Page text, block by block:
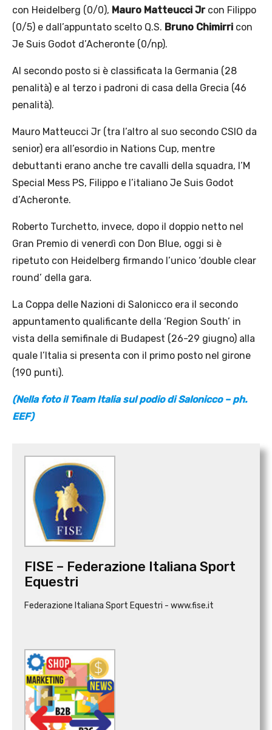
con Heidelberg (0/0), Mauro Matteucci Jrcon Filippo
(0/5) e dall’appuntato scelto Q.S. Bruno Chimirri con
Je Suis Godot d’Acheronte (0/np).
Al secondo posto si è classificata la Germania (28
penalità) e al terzo i padroni di casa della Grecia (46
penalità).
Mauro Matteucci Jr (tra l’altro al suo secondo CSIO da
senior) era all’esordio in Nations Cup, mentre
debuttanti erano anche tre cavalli della squadra, I’M
Special Mess PS, Filippo e l’italiano Je Suis Godot
d’Acheronte.
Roberto Turchetto, invece, dopo il doppio netto nel
Gran Premio di venerdì con Don Blue, oggi si è
ripetuto con Heidelberg firmando l’unico ‘double clear
round’ della gara.
La Coppa delle Nazioni di Salonicco era il secondo
appuntamento qualificante della ‘Region South’ in
vista della semifinale di Budapest (26-29 giugno) alla
quale l’Italia si presenta con il primo posto nel girone
(190 punti).
(Nella foto il Team Italia sul podio di Salonicco – ph.
EEF)
FISE – Federazione Italiana Sport
Equestri
Federazione Italiana Sport Equestri - www.fise.it